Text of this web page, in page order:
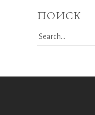
ПОИСК
Search
for: